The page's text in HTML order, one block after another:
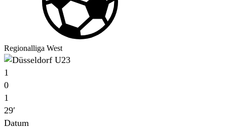
Regionalliga West
1
0
1
29′
Datum